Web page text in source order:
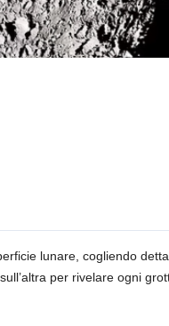
lunare, cogliendo
sull’altra per rivelare ogni